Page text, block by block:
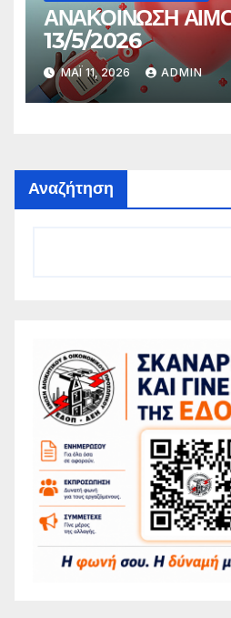
ΑΝΑΚΟΙΝΩΣΗ
13/5/2026
ΜΆΙ 11, 2026 ADMIN
Αναζήτηση